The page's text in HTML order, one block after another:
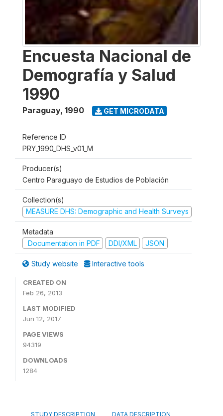
Encuesta Nacional de
Demografía y Salud
1990
Paraguay, 1990 GET MICRODATA
Reference ID
PRY_1990_DHS_v01_M
Producer(s)
Centro Paraguayo de Estudios de Población
Collection(s)
MEASURE DHS: Demographic and Health Surveys
Metadata
Documentation in PDF
DDI/XML JSON
Study website Interactive tools
CREATED ON
Feb 26, 2013
LAST MODIFIED
Jun 12, 2017
PAGE VIEWS
94319
DOWNLOADS
1284
STUDY DESCRIPTION DATA DESCRIPTION